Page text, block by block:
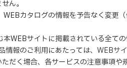
ん。
カタログの情報を予告なく変更
WEBサイトに掲載されている全て
情報のご利用にあたっては、 WEBサ
だく場合、各サービスの注意事項や